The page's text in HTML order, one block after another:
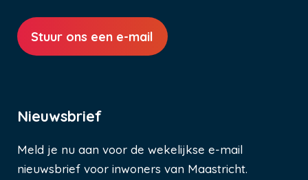
Stuur ons een e-mail
Nieuwsbrief
Meld je nu aan voor de wekelijkse e-mail
nieuwsbrief voor inwoners van Maastricht.